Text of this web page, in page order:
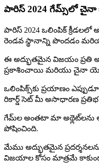
పారిస్ 2024 గేమ్స్‌లో చైనా
పారిస్ 2024 ఒలింపిక్
రెండవ స్థానాన్ని పొందడం
ఈ అద్భుతమైన విజయం ప్రతి
ప్రకాశించాయి మరియు చైనా
ఒలింపిక్స్‌కు ప్రయాణం
రికార్డ్ సెట్ మీ అసాధారణ
గేమ్‌ల అంతటా మా అథ్లెట్‌లను
పోషించింది.
మేము అద్భుతమైన
విజయాల కోసం మాత్రమే కాకుండా